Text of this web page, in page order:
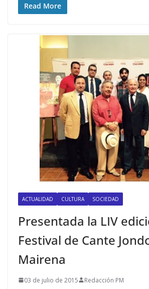
Read More
ACTUALIDAD CULTURA SOCIEDAD
Presentada la LIV
Festival de Cante
Mairena
03 de julio de 2015 Redacción PM